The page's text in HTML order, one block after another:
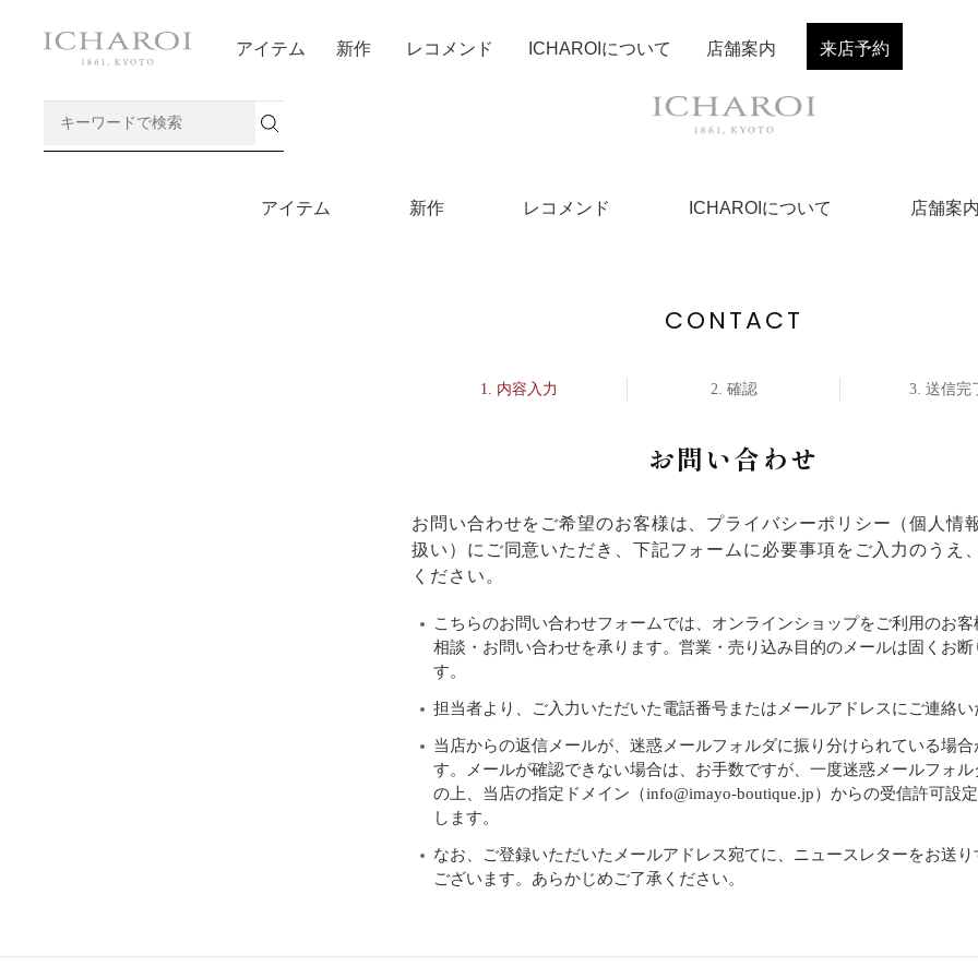
アイテム 新作 レコメンド ICHAROIについて 店舗案
アイテム 新作 レコメンド ICHAROIについて 店舗案内 来店予約
CONTACT
内容入力 確認 送信完
お問い合わせ
お問い合わせをご希望のお客様は、 プライバシーポリシー （個人情
扱い）にご同意いただき、下記フォームに必要事項をご入力のうえ
ください。
こちらのお問い合わせフォームでは、オンラインショップをご利用のお
相談・お問い合わせを承ります。営業・売り込み目的のメールは固くお
す。
担当者より、ご入力いただいた電話番号またはメールアドレスにご連絡
当店からの返信メールが、迷惑メールフォルダに振り分けられている場
す。メールが確認できない場合は、お手数ですが、一度迷惑メールフォ
の上、当店の指定ドメイン（info@imayo-boutique.jp）からの受信許可設
します。
なお、ご登録いただいたメールアドレス宛てに、ニュースレターをお送
ございます。あらかじめご了承ください。